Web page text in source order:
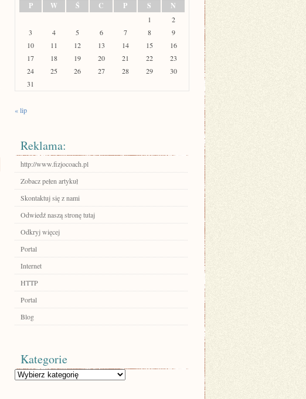
P
W Ś C P S N
1
2
3
4 5 6 7 8
9
10
11 12 13 14 15
16
17
18 19 20 21 22
23
24
25 26 27 28 29
30
31
« lip
Reklama:
http://www.fizjocoach.pl
Zobacz pełen artykuł
Skontaktuj się z nami
Odwiedź naszą stronę tutaj
Odkryj więcej
Portal
Internet
HTTP
Portal
Blog
Kategorie
Kategorie